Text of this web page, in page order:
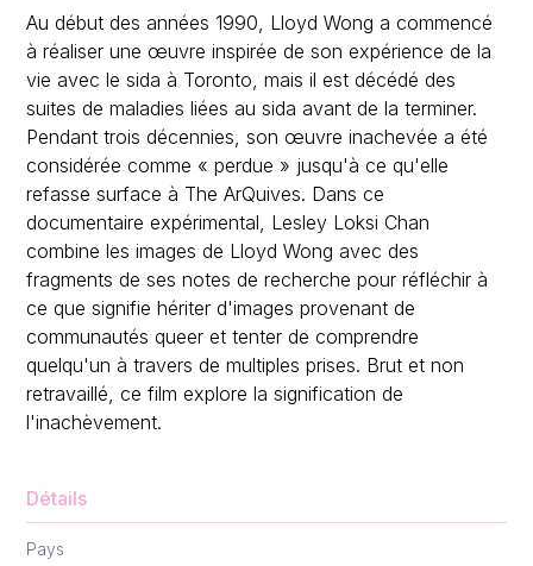
Au début des années 1990, Lloyd Wong a commencé
à réaliser une œuvre inspirée de son expérience de la
vie avec le sida à Toronto, mais il est décédé des
suites de maladies liées au sida avant de la terminer.
Pendant trois décennies, son œuvre inachevée a été
considérée comme « perdue » jusqu'à ce qu'elle
refasse surface à The ArQuives. Dans ce
documentaire expérimental, Lesley Loksi Chan
combine les images de Lloyd Wong avec des
fragments de ses notes de recherche pour réfléchir à
ce que signifie hériter d'images provenant de
communautés queer et tenter de comprendre
quelqu'un à travers de multiples prises. Brut et non
retravaillé, ce film explore la signification de
l'inachèvement.
Détails
Pays